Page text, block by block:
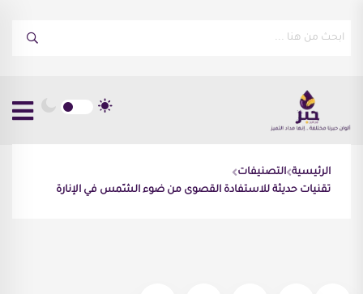
الرئيسية التصنيفات
تقنيات حديثة للاستفادة القصوى من ضوء الشّمس في الإنارة